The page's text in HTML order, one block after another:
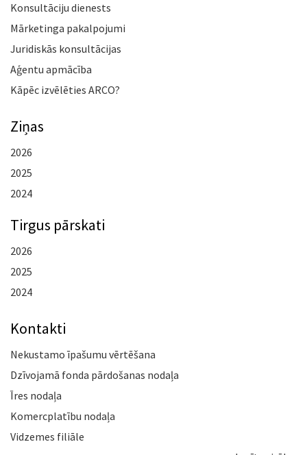
Konsultāciju dienests
Mārketinga pakalpojumi
Juridiskās konsultācijas
Aģentu apmācība
Kāpēc izvēlēties ARCO?
Ziņas
2026
2025
2024
Tirgus pārskati
2026
2025
2024
Kontakti
Nekustamo īpašumu vērtēšana
Dzīvojamā fonda pārdošanas nodaļa
Īres nodaļa
Komercplatību nodaļa
Vidzemes filiāle